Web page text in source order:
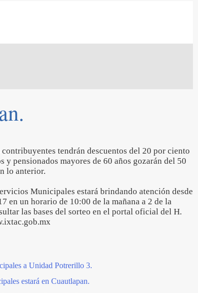
tendrán descuentos del 20 por ciento
pensionados mayores de 60 años gozarán del 50
lo anterior.
Municipales estará brindando atención desde
en un horario de 10:00 de la mañana a 2 de la
las bases del sorteo en el portal oficial del H.
a Unidad Potrerillo 3.
estará en Cuautlapan.